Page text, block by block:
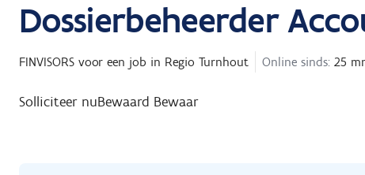
Dossierbeheerder
FINVISORS voor een job in Regio Turnhout Online sinds: 25
Solliciteer nuBewaard Bewaar